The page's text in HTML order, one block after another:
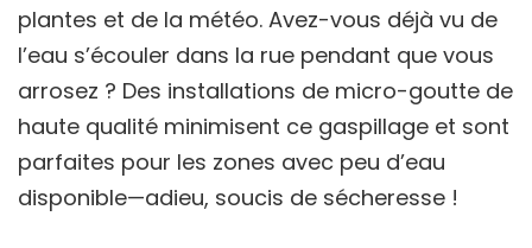
plantes et de la météo. Avez-vous déjà vu de
l’eau s’écouler dans la rue pendant que vous
arrosez ? Des installations de micro-goutte de
haute qualité minimisent ce gaspillage et sont
parfaites pour les zones avec peu d’eau
disponible—adieu, soucis de sécheresse !